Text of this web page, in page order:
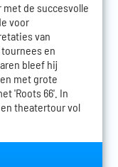
de succesvolle
voor
van
en
bleef hij
met grote
'Roots 66'. In
theatertour vol